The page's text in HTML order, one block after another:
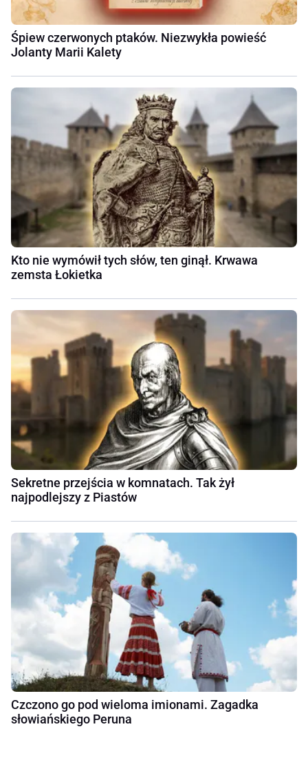
Śpiew czerwonych ptaków. Niezwykła powieść
Jolanty Marii Kalety
Kto nie wymówił tych słów, ten ginął. Krwawa
zemsta Łokietka
Sekretne przejścia w komnatach. Tak żył
najpodlejszy z Piastów
Czczono go pod wieloma imionami. Zagadka
słowiańskiego Peruna